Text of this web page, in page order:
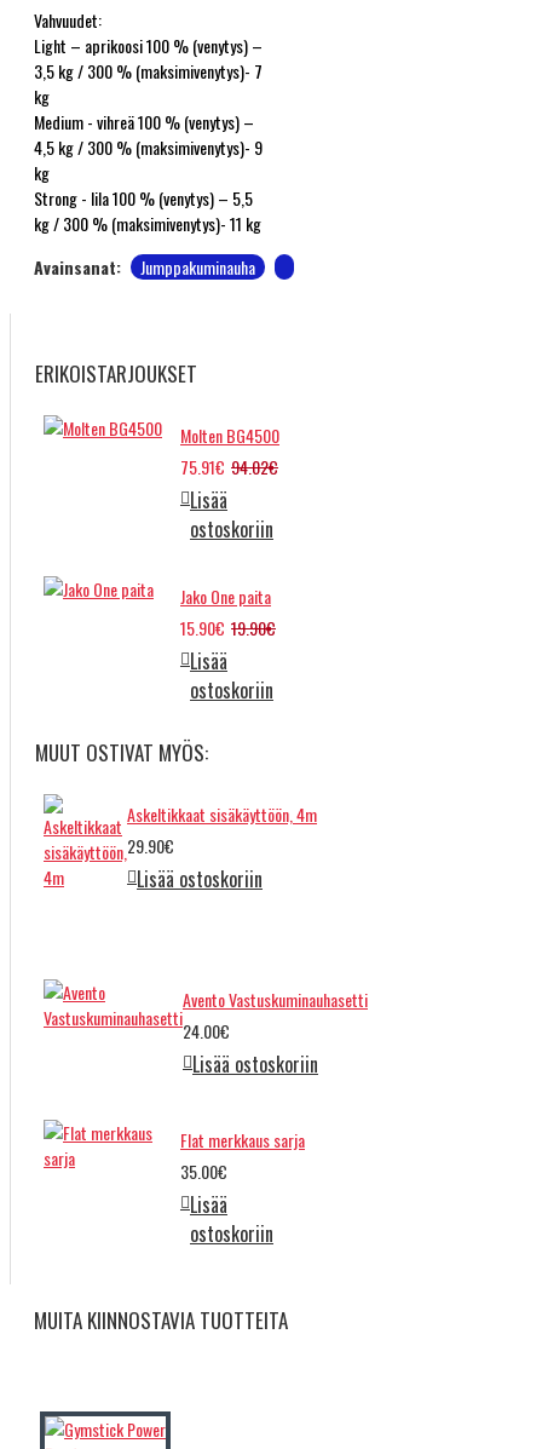
Vahvuudet:
Light – aprikoosi 100 % (venytys) –
3,5 kg / 300 % (maksimivenytys)- 7
kg
Medium - vihreä 100 % (venytys) –
4,5 kg / 300 % (maksimivenytys)- 9
kg
Strong - lila 100 % (venytys) – 5,5
kg / 300 % (maksimivenytys)- 11 kg
Avainsanat:
Jumppakuminauha
ERIKOISTARJOUKSET
Molten BG4500
75.91€ 94.02€
Lisää
ostoskoriin
Jako One paita
15.90€ 19.90€
Lisää
ostoskoriin
MUUT OSTIVAT MYÖS:
Askeltikkaat sisäkäyttöön, 4m
29.90€
Lisää ostoskoriin
Avento Vastuskuminauhasetti
24.00€
Lisää ostoskoriin
Flat merkkaus sarja
35.00€
Lisää
ostoskoriin
MUITA KIINNOSTAVIA TUOTTEITA